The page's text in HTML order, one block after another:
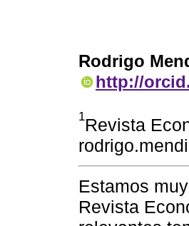
Rodrigo
http://
1Revista
Estamos
Revista